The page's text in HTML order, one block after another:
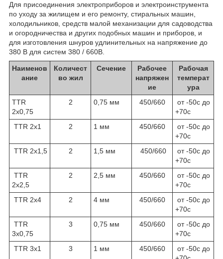
Для присоединения электроприборов и электроинструмента
по уходу за жилищем и его ремонту, стиральных машин,
холодильников, средств малой механизации для садоводства
и огородничества и других подобных машин и приборов, и
для изготовления шнуров удлинительных на напряжение до
380 В для систем 380 / 660В.
Наименов
ание
Количест
во жил
Сечение
Рабочее
напряжен
ие
Рабочая
температ
ура
TTR
2х0,75
2 0,75 мм 450/660
от -50с до
+70с
TTR 2х1
2 1 мм 450/660
от -50с до
+70с
TTR 2х1,5
2 1,5 мм 450/660
от -50с до
+70с
TTR
2х2,5
2 2,5 мм 450/660
от -50с до
+70с
TTR 2х4
2 4 мм 450/660
от -50с до
+70с
TTR
3х0,75
3 0,75 мм 450/660
от -50с до
+70с
TTR 3х1
3 1 мм 450/660
от -50с до